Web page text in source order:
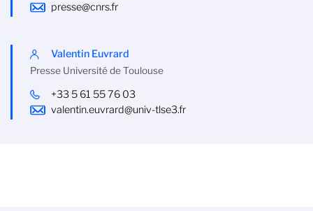
presse@cnrs.fr
Valentin Euvrard
Presse Université de Toulouse
+33 5 61 55 76 03
valentin.euvrard@univ-tlse3.fr